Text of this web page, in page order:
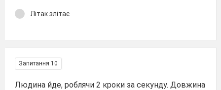
Літак злітає
Запитання 10
Людина йде, роблячи 2 кроки за секунду. Довжина